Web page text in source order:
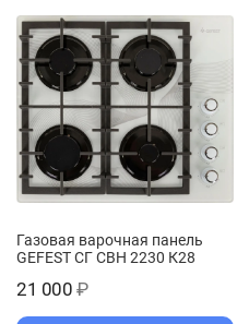
Газовая варочная панель
GEFEST СГ СВН 2230 К28
21 000 ₽